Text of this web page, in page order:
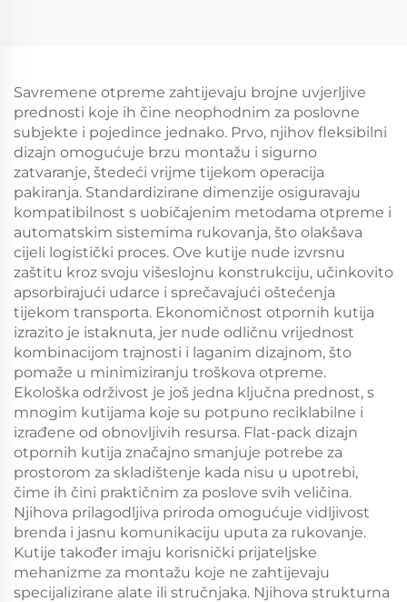
Savremene otpreme zahtijevaju brojne uvjerljive
prednosti koje ih čine neophodnim za poslovne
subjekte i pojedince jednako. Prvo, njihov fleksibilni
dizajn omogućuje brzu montažu i sigurno
zatvaranje, štedeći vrijme tijekom operacija
pakiranja. Standardizirane dimenzije osiguravaju
kompatibilnost s uobičajenim metodama otpreme i
automatskim sistemima rukovanja, što olakšava
cijeli logistički proces. Ove kutije nude izvrsnu
zaštitu kroz svoju višeslojnu konstrukciju, učinkovito
apsorbirajući udarce i sprečavajući oštećenja
tijekom transporta. Ekonomičnost otpornih kutija
izrazito je istaknuta, jer nude odličnu vrijednost
kombinacijom trajnosti i laganim dizajnom, što
pomaže u minimiziranju troškova otpreme.
Ekološka održivost je još jedna ključna prednost, s
mnogim kutijama koje su potpuno reciklabilne i
izrađene od obnovljivih resursa. Flat-pack dizajn
otpornih kutija značajno smanjuje potrebe za
prostorom za skladištenje kada nisu u upotrebi,
čime ih čini praktičnim za poslove svih veličina.
Njihova prilagodljiva priroda omogućuje vidljivost
brenda i jasnu komunikaciju uputa za rukovanje.
Kutije također imaju korisnički prijateljske
mehanizme za montažu koje ne zahtijevaju
specijalizirane alate ili stručnjaka. Njihova strukturna